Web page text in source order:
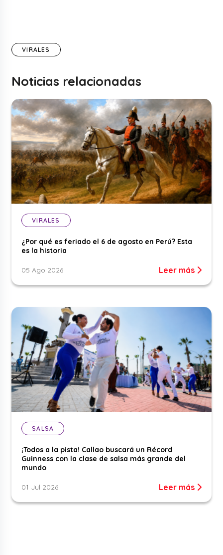
VIRALES
Noticias relacionadas
VIRALES
¿Por qué es feriado el 6 de agosto en Perú? Esta
es la historia
05 Ago 2026 Leer más
SALSA
¡Todos a la pista! Callao buscará un Récord
Guinness con la clase de salsa más grande del
mundo
01 Jul 2026 Leer más